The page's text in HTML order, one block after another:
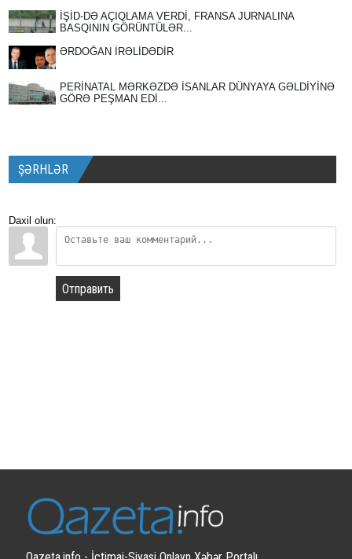
İŞİD-DƏ AÇIQLAMA VERDİ, FRANSA JURNALINA
BASQININ GÖRÜNTÜLƏR...
ƏRDOĞAN İRƏLİDƏDİR
PERİNATAL MƏRKƏZDƏ İSANLAR DÜNYAYA GƏLDİYİNƏ
GÖRƏ PEŞMAN EDİ...
ŞƏRHLƏR
Daxil olun:
Отправить